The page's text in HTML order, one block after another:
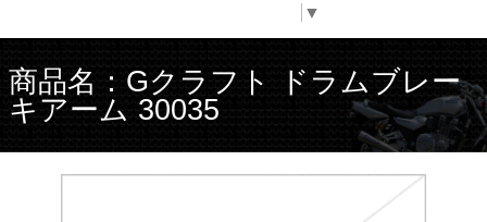
▼
商品名：Gクラフト ドラムブレー
キアーム 30035